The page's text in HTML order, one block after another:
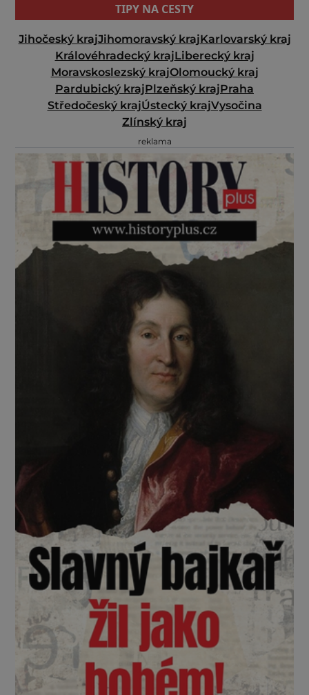
TIPY NA CESTY
Jihočeský krajJihomoravský krajKarlovarský kraj
Královéhradecký krajLiberecký kraj
Moravskoslezský krajOlomoucký kraj
Pardubický krajPlzeňský krajPraha
Středočeský krajÚstecký krajVysočina
Zlínský kraj
reklama